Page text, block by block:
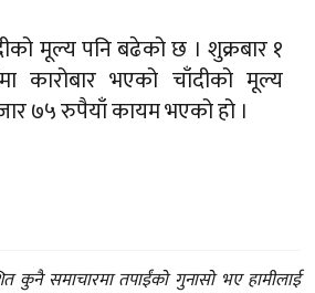
मूल्य पनि बढेको छ । शुक्रबार १
कारोबार भएको चाँदीको मूल्य
७५ रुपैयाँ कायम भएको हो ।
कुनै समाचारमा तपाईंको गुनासो भए हामीलाई